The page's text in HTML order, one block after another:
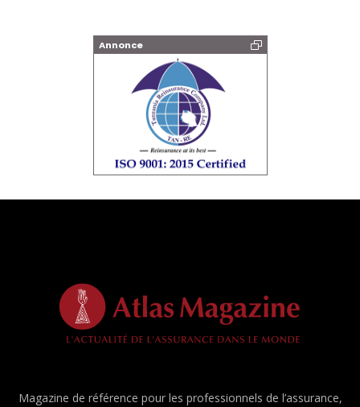
Annonce
Magazine de référence pour les professionnels de l’assurance,